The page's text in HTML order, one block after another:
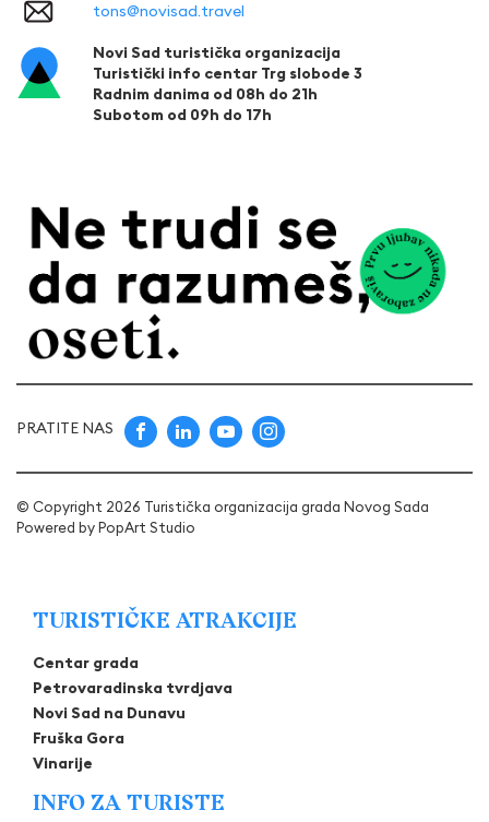
tons@novisad.travel
Novi Sad turistička organizacija
Turistički info centar Trg slobode 3
Radnim danima od 08h do 21h
Subotom od 09h do 17h
PRATITE NAS
© Copyright 2026 Turistička organizacija grada Novog Sada
Powered byPopArt Studio
TURISTIČKE ATRAKCIJE
Centar grada
Petrovaradinska tvrdjava
Novi Sad na Dunavu
Fruška Gora
Vinarije
INFO ZA TURISTE